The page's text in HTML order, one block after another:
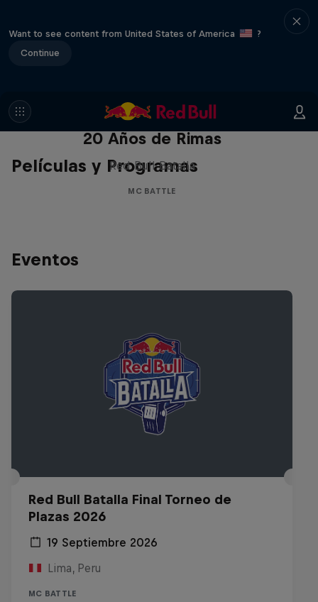
Want to see content from United States of America
?
Continue
Películas y Programas
Red Bull Batalla Nueva Historia:
20 Años de Rimas
Red Bull Batalla
MC BATTLE
Eventos
Red Bull Batalla Final Torneo de
Plazas 2026
19 Septiembre 2026
Lima, Peru
MC BATTLE